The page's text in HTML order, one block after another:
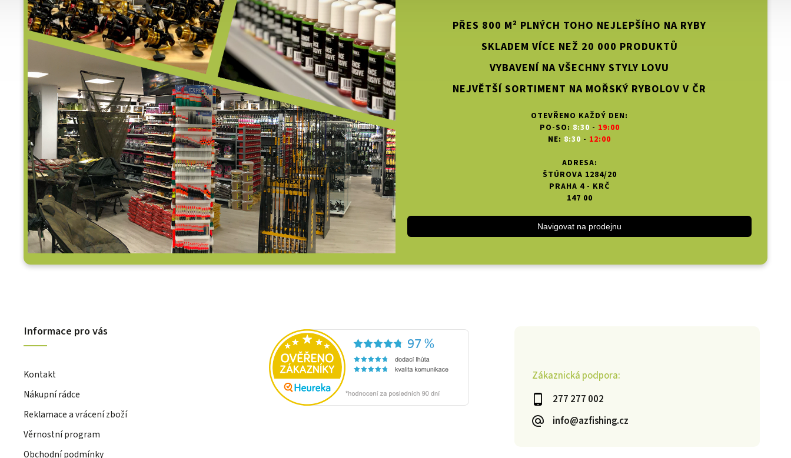
Zákaznická podpora:
277 277 002
info@azfishing.cz
PŘES 800 M² PLNÝCH TOHO NEJLEPŠÍHO NA RYBY
SKLADEM VÍCE NEŽ 20 000 PRODUKTŮ
VYBAVENÍ NA VŠECHNY STYLY LOVU
NEJVĚTŠÍ SORTIMENT NA MOŘSKÝ RYBOLOV V ČR
OTEVŘENO KAŽDÝ DEN:
PO-SO: 8:30 - 19:00
NE: 8:30 - 12:00
ADRESA:
ŠTÚROVA 1284/20
PRAHA 4 - KRČ
147 00
Navigovat na prodejnu
Informace pro vás
Kontakt
Nákupní rádce
Reklamace a vrácení zboží
Věrnostní program
Obchodní podmínky